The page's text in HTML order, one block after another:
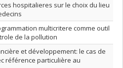
hospitalieres sur le choix du lieu
multicritere comme outil
de la pollution
et développement: le cas de
référence particulière au